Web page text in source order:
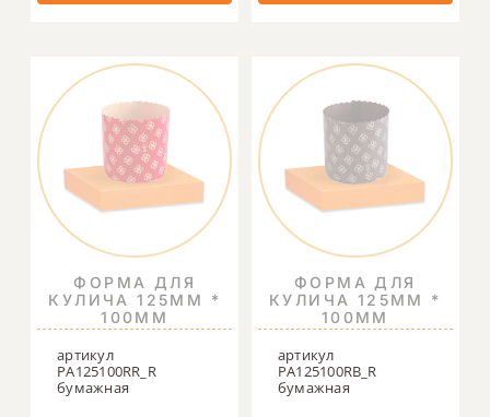
ФОРМА ДЛЯ
КУЛИЧА 125ММ *
100ММ
артикул
PA125100RR_R
бумажная
ФОРМА ДЛЯ
КУЛИЧА 125ММ *
100ММ
артикул
PA125100RB_R
бумажная